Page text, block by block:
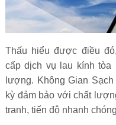
Thấu hiểu được điều
cấp dịch vụ lau kính tòa
lượng. Không Gian
kỳ đảm bảo với chất
tranh, tiến độ nhanh